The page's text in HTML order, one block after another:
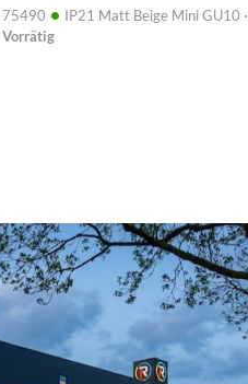
75490 • IP21 Matt Beige Mini GU10 ·
Vorrätig